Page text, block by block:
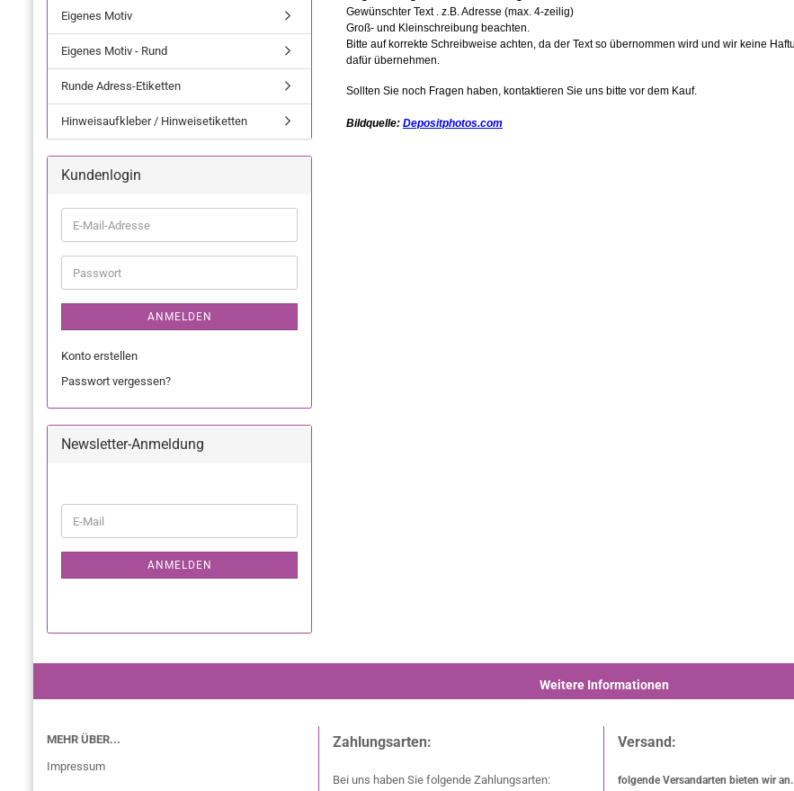
Eigenes Motiv
Eigenes Motiv - Rund
Runde Adress-Etiketten
Hinweisaufkleber / Hinweisetiketten
Kundenlogin
ANMELDEN
Konto erstellen
Passwort vergessen?
Newsletter-Anmeldung
ANMELDEN
Weitere Informationen
MEHR ÜBER...
Impressum
Zahlungsarten:
Bei uns haben Sie folgende Zahlungsarten:
Versand:
folgende Versandarten bieten wir an.